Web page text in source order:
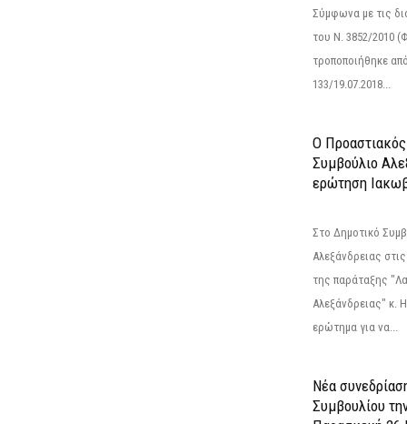
Σύμφωνα με τις
του Ν. 3852/2010
τροποποιήθηκε
133/19.07.2018...
Ο
Συμβούλιο
ερώτηση
Στο Δημοτικό
Αλεξάνδρειας
της παράταξης
Αλεξάνδρειας" κ.
ερώτημα για να...
Νέα
Συμβουλίου